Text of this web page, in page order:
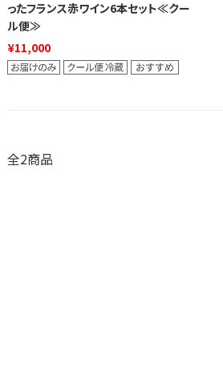
ったフランス赤ワイン6本セット≪クー
ル便≫
¥11,000
全2商品